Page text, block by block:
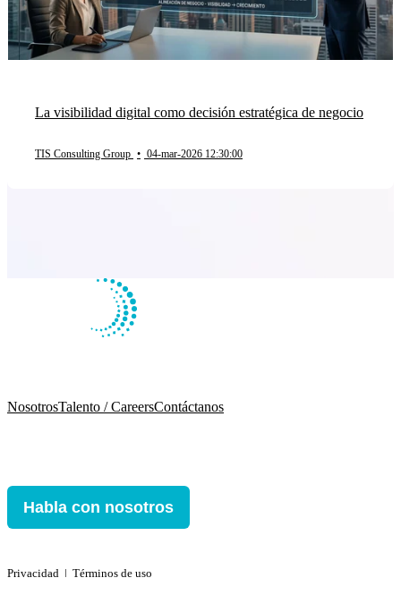
La visibilidad digital como decisión estratégica de negocio
TIS Consulting Group • 04-mar-2026 12:30:00
NosotrosTalento / CareersContáctanos
Habla con nosotros
Privacidad ǀ Términos de uso